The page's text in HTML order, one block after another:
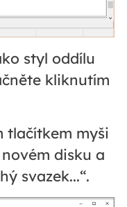
styl oddílu
kliknutím
tlačítkem myši
disku a
svazek...“.